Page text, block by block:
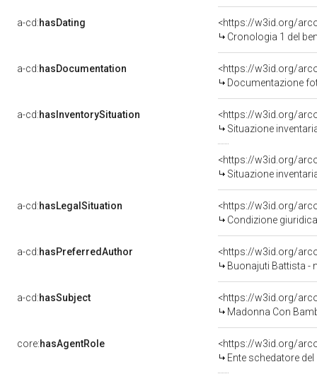
a-cd:hasDating
<https://w3id.org/
Cronologia 1 del
a-cd:hasDocumentation
Documentazione
a-cd:hasInventorySituation
<https://w3id.org/
Situazione
<https://w3id.org/
Situazione
a-cd:hasLegalSituation
Condizione
a-cd:hasPreferredAuthor
<https://w3id.org/
Buonajuti Battista -
a-cd:hasSubject
<https://w3id.org/
Madonna Con
core:hasAgentRole
<https://w3id.org/
Ente schedatore